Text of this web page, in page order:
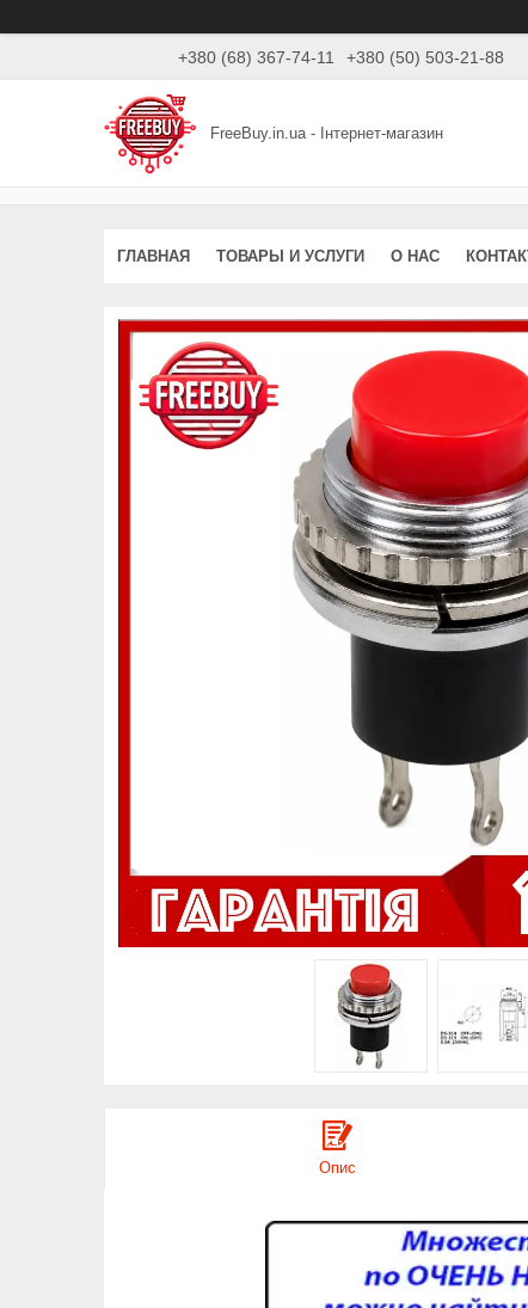
+380 (68) 367-74-11 +380 (50) 503-21-88
FreeBuy.in.ua - Інтернет-магазин
ГЛАВНАЯ ТОВАРЫ И УСЛУГИ О НАС
Опис